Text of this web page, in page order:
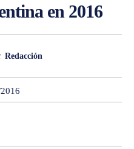
en 2016
Redacción